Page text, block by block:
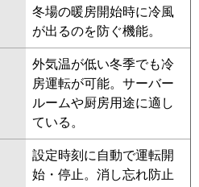
osj
rak
airf FDTZ565H5S-
FDTZ565H5S-rak
airf FDTZ565H5S-
FDTZ565H5S-airflex
PA-P56U7GB PA-
PA-P56U7G PA-
冬場の暖房開始時に冷風
が出るのを防ぐ機能。
外気温が低い冬季でも冷
房運転が可能。サーバー
ルームや厨房用途に適し
ている。
設定時刻に自動で運転開
始・停止。消し忘れ防止